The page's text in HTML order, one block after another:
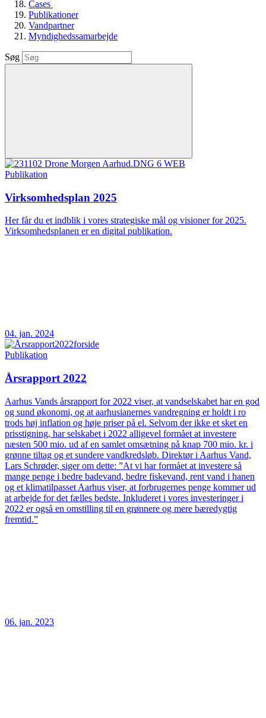
Cases
Publikationer
Vandpartner
Myndighedssamarbejde
Søg
Publikation
Virksomhedsplan 2025
Her får du et indblik i vores strategiske mål og visioner for 2025.
Virksomhedsplanen er en digital publikation.
04. jan. 2024
Publikation
Årsrapport 2022
Aarhus Vands årsrapport for 2022 viser, at vandselskabet har en god
og sund økonomi, og at aarhusianernes vandregning er holdt i ro
trods høj inflation og høje priser på el. Selvom der ikke et sket en
prisstigning, har selskabet i 2022 alligevel formået at investere
næsten 500 mio. ud af en samlet omsætning på knap 700 mio. kr. i
grønne tiltag og et sundere vandkredsløb. Direktør i Aarhus Vand,
Lars Schrøder, siger om dette: ”At vi har formået at investere så
mange penge i bedre badevand, bedre fiskevand, rent vand i hanen
og et klimatilpasset Aarhus viser, at forbrugernes penge kommer ud
at arbejde for det fælles bedste. Inkluderet i vores investeringer i
2022 er også en omstilling til en grønnere og mere bæredygtig
fremtid.”
06. jan. 2023